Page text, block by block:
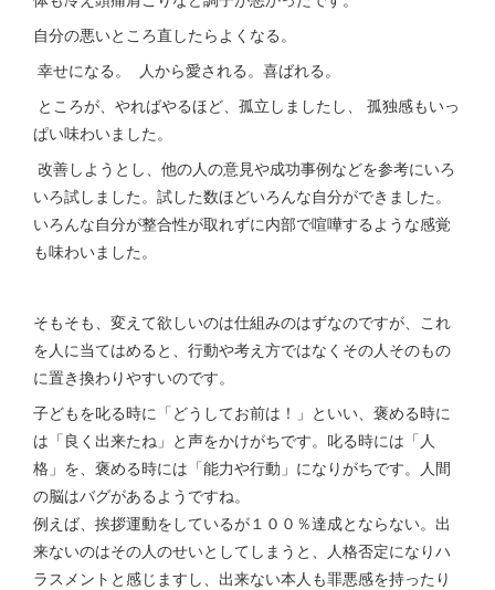
自分の悪いところ直したらよくなる。
幸せになる。 人から愛される。喜ばれる。
ところが、やればやるほど、孤立しましたし、 孤独感もいっ
ぱい味わいました。
改善しようとし、他の人の意見や成功事例などを参考にいろ
いろ試しました。試した数ほどいろんな自分ができました。
いろんな自分が整合性が取れずに内部で喧嘩するような感覚
も味わいました。
そもそも、変えて欲しいのは仕組みのはずなのですが、これ
を人に当てはめると、行動や考え方ではなくその人そのもの
に置き換わりやすいのです。
子どもを叱る時に「どうしてお前は！」といい、褒める時に
は「良く出来たね」と声をかけがちです。叱る時には「人
格」を、褒める時には「能力や行動」になりがちです。人間
の脳はバグがあるようですね。
例えば、挨拶運動をしているが１００％達成とならない。出
来ないのはその人のせいとしてしまうと、人格否定になりハ
ラスメントと感じますし、出来ない本人も罪悪感を持ったり